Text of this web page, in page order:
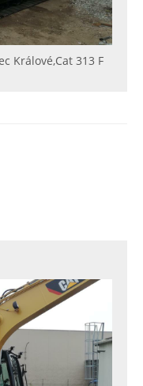
Králové,Cat 313 F